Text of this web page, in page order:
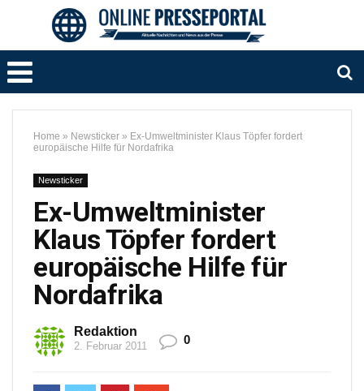
Home » Newsticker » Ex-Umweltminister Klaus Töpfer fordert
europäische Hilfe für Nordafrika
Newsticker
Ex-Umweltminister
Klaus Töpfer fordert
europäische Hilfe für
Nordafrika
Redaktion
2. Februar 2011 0